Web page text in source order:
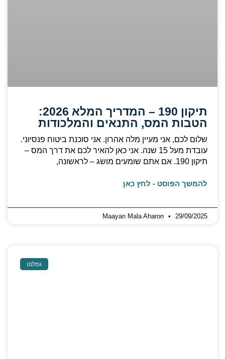
תיקון 190 – המדריך המלא 2026:
הטבות המס, התנאים והמלכודות
שלום לכם, אני מעיין מלה אהרון. אני סוכנת ביטוח פנסיוני.
עובדת מעל 15 שנה. אני כאן להאיר לכם את דרך המס –
תיקון 190. אם אתם שומעים מושג – לראשונה,
להמשך הפוסט - לחץ כאן
Maayan Mala Aharon 29/09/2025
גמלנט